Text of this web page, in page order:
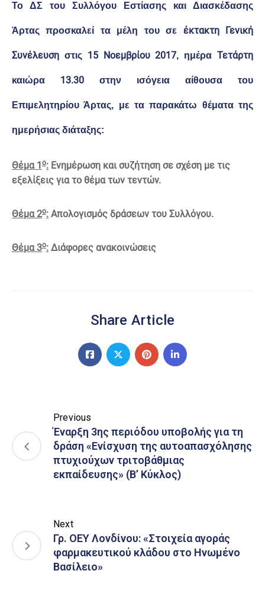
Το ΔΣ του Συλλόγου Εστίασης και Διασκέδασης
Άρτας προσκαλεί τα μέλη του σε έκτακτη Γενική
Συνέλευση στις 15 Νοεμβρίου 2017, ημέραΤετάρτη
καιώρα 13.30 στην ισόγεια αίθουσα του
Επιμελητηρίου Άρτας, με τα παρακάτω θέματα της
ημερήσιας διάταξης:
Θέμα 1 ο: Ενημέρωση και συζήτηση σε σχέση με τις
εξελίξεις για το θέμα των τεντών.
Θέμα 2ο: Απολογισμός δράσεων του Συλλόγου.
Θέμα 3ο: Διάφορες ανακοινώσεις
Share Article
Previous
Έναρξη 3ης περιόδου υποβολής για τη
δράση «Ενίσχυση της αυτοαπασχόλησης
πτυχιούχων τριτοβάθμιας
εκπαίδευσης» (Β’ Κύκλος)
Next
Γρ. ΟΕΥ Λονδίνου: «Στοιχεία αγοράς
φαρμακευτικού κλάδου στο Ηνωμένο
Βασίλειο»